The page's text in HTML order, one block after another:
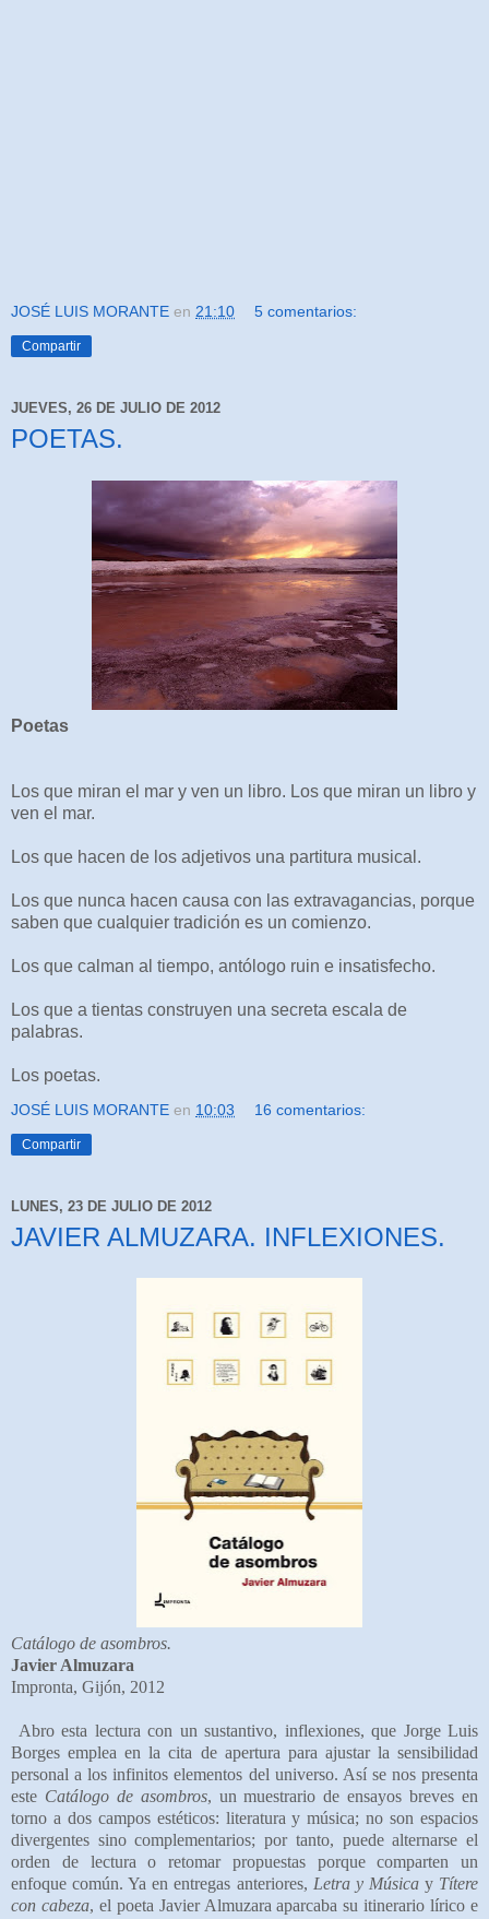
JOSÉ LUIS MORANTE en 21:10 5 comentarios:
Compartir
JUEVES, 26 DE JULIO DE 2012
POETAS.
Poetas
Los que miran el mar y ven un libro. Los que miran un libro y
ven el mar.
Los que hacen de los adjetivos una partitura musical.
Los que nunca hacen causa con las extravagancias, porque
saben que cualquier tradición es un comienzo.
Los que calman al tiempo, antólogo ruin e insatisfecho.
Los que a tientas construyen una secreta escala de
palabras.
Los poetas.
JOSÉ LUIS MORANTE en 10:03 16 comentarios:
Compartir
LUNES, 23 DE JULIO DE 2012
JAVIER ALMUZARA. INFLEXIONES.
Catálogo de asombros.
Javier Almuzara
Impronta, Gijón, 2012
Abro esta lectura con un sustantivo, inflexiones, que Jorge Luis
Borges emplea en la cita de apertura para ajustar la sensibilidad
personal a los infinitos elementos del universo. Así se nos presenta
este Catálogo de asombros, un muestrario de ensayos breves en
torno a dos campos estéticos: literatura y música; no son espacios
divergentes sino complementarios; por tanto, puede alternarse el
orden de lectura o retomar propuestas porque comparten un
enfoque común. Ya en entregas anteriores, Letra y Músicay Títere
con cabeza, el poeta Javier Almuzara aparcaba su itinerario lírico e